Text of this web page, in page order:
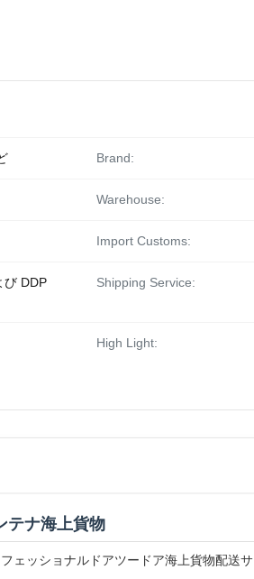
Brand:
Warehouse:
Import Customs:
び DDP
Shipping Service:
High Light:
テナ海上貨物
ェッショナルドアツードア海上貨物配送